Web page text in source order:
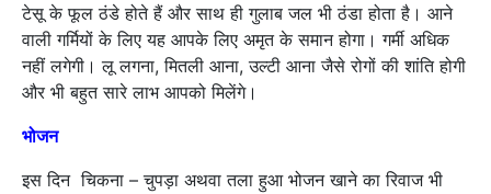
टेसू के फूल ठंडे होते हैं और साथ ही गुलाब जल भी ठंडा होता है। आने
वाली गर्मियों के लिए यह आपके लिए अमृत के समान होगा। गर्मी अधिक
नहीं लगेगी। लू लगना, मितली आना, उल्टी आना जैसे रोगों की शांति होगी
और भी बहुत सारे लाभ आपको मिलेंगे।
भोजन
इस दिन चिकना – चुपड़ा अथवा तला हुआ भोजन खाने का रिवाज भी